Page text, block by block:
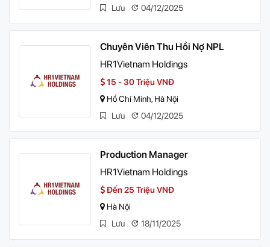
Lưu 04/12/2025
Chuyên Viên Thu Hồi Nợ NPL
HR1Vietnam Holdings
15 - 30 Triệu VNĐ
Hồ Chí Minh, Hà Nội
Lưu
04/12/2025
Production Manager
HR1Vietnam Holdings
Đến 25 Triệu VNĐ
Hà Nội
Lưu
18/11/2025